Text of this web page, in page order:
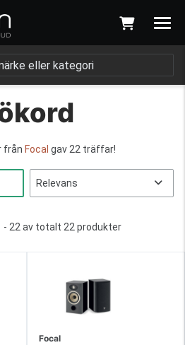
från Focal gav 22 träffar!
- 22 av totalt 22 produkter
Focal